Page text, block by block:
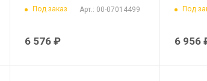
Под заказ Арт.: 00-07014499
6 576 ₽
Под
6 956